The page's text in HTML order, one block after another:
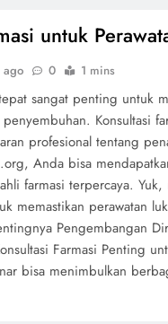
untuk
ago 0 1 mins
sangat penting untuk
Konsultasi
profesional tentang
Anda bisa
farmasi terpercaya. Yuk,
memastikan perawatan
Pengembangan
Farmasi Penting
bisa menimbulkan